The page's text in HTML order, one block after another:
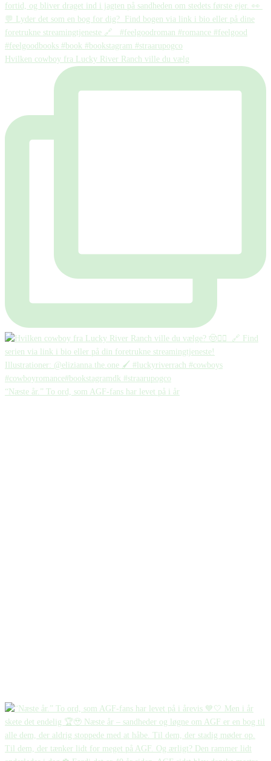
Hvilken cowboy fra Lucky River Ranch ville du vælg
“Næste år.” To ord, som AGF-fans har levet på i år